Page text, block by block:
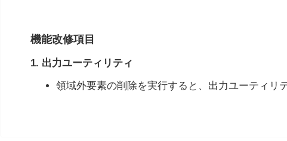
機能改修項目
1. 出力ユーティリティ
領域外要素の削除を実行すると、出力ユーティリ